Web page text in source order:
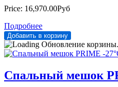
Price: 16,970.00Руб
Подробнее
Обновление
Спальный мешок